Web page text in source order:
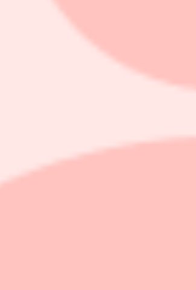
moderbolag Stellantis kommer att få bidrag på
komponenter. Det skriver Reuters.
Grand River fabrik i Michigan och 585
dollar som syftar till att hjälpa till med
jobb och skapa 3 000 nya.